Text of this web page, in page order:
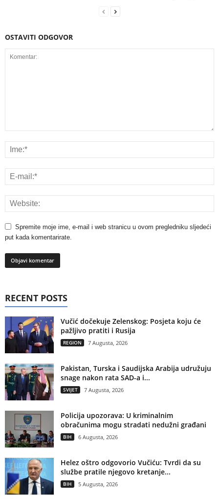
OSTAVITI ODGOVOR
Spremite moje ime, e-mail i web stranicu u ovom pregledniku sljedeći
put kada komentarirate.
RECENT POSTS
Vučić dočekuje Zelenskog: Posjeta koju će
pažljivo pratiti i Rusija
REGION 7 Augusta, 2026
Pakistan, Turska i Saudijska Arabija udružuju
snage nakon rata SAD-a i...
SVIJET 7 Augusta, 2026
Policija upozorava: U kriminalnim
obračunima mogu stradati nedužni građani
BIH 6 Augusta, 2026
Helez oštro odgovorio Vučiću: Tvrdi da su
službe pratile njegovo kretanje...
BIH 5 Augusta, 2026